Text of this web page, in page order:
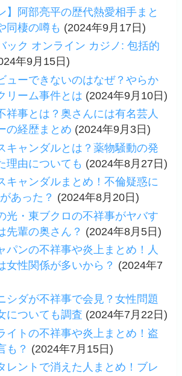
】阿部亮平の歴代熱愛相手まと
同棲の噂も (2024年9月17日)
ック オンライン カジノ: 包括的
年9月15日)
ューできないのはなぜ？やらか
リーム事件とは (2024年9月10日)
祥事とは？奥さんには有名芸人
の経歴まとめ (2024年9月3日)
キャンダルとは？薬物騒動の発
理由についても (2024年8月27日)
キャンダルまとめ！不倫疑惑に
あった？ (2024年8月20日)
光・東ブクロの不祥事がヤバす
先輩の奥さん？ (2024年8月5日)
パンの不祥事や炎上まとめ！人
女性関係が多いから？ (2024年7
シダが不祥事で会見？女性問題
についても調査 (2024年7月22日)
イトの不祥事や炎上まとめ！盗
も？ (2024年7月15日)
レントで消えた人まとめ！ブレ